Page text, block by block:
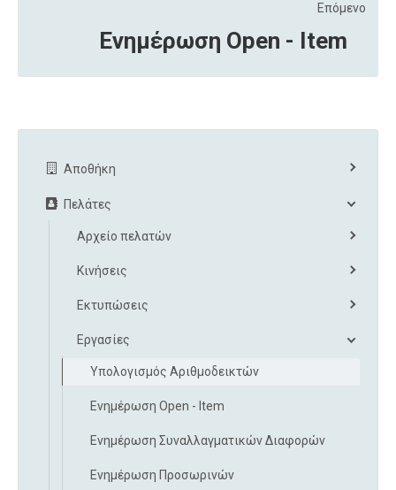
Επόμενο
Ενημέρωση Open - Item
Αποθήκη
Πελάτες
Αρχείο πελατών
Κινήσεις
Εκτυπώσεις
Εργασίες
Υπολογισμός Αριθμοδεικτών
Ενημέρωση Open - Item
Ενημέρωση Συναλλαγματικών Διαφορών
Ενημέρωση Προσωρινών